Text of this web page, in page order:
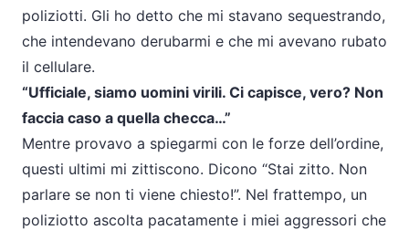
poliziotti. Gli ho detto che mi stavano sequestrando,
che intendevano derubarmi e che mi avevano rubato
il cellulare.
“Ufficiale, siamo uomini virili. Ci capisce, vero? Non
faccia caso a quella checca…”
Mentre provavo a spiegarmi con le forze dell’ordine,
questi ultimi mi zittiscono. Dicono “Stai zitto. Non
parlare se non ti viene chiesto!”. Nel frattempo, un
poliziotto ascolta pacatamente i miei aggressori che